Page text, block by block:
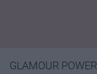
GLAMOUR POWER